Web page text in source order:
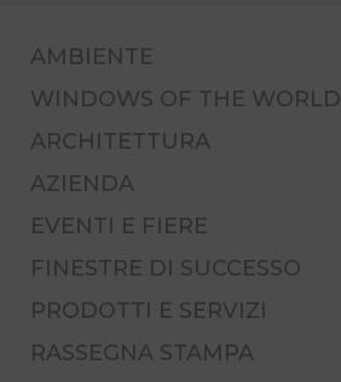
AMBIENTE
WINDOWS OF THE WORLD
ARCHITETTURA
AZIENDA
EVENTI E FIERE
FINESTRE DI SUCCESSO
PRODOTTI E SERVIZI
RASSEGNA STAMPA